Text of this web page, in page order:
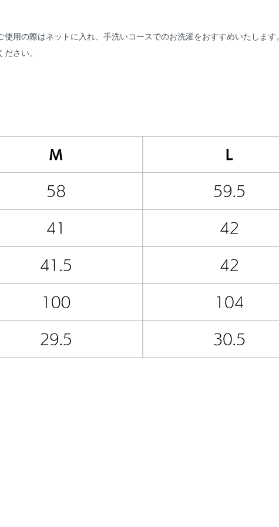
用の際はネットに入れ、手洗いコースでのお洗濯をおすすめいたします。
さい。